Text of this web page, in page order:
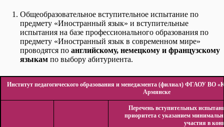
Общеобразовательное вступительное испытание по
предмету «Иностранный язык» и вступительные
испытания на базе профессионального образования по
предмету «Иностранный язык в современном мире»
проводятся по английскому, немецкому и французскому
языкам по выбору абитуриента.
Институт педагогического образования и менеджмента (филиал) ФГАОУ ВО
Армянске
Перечень вступительных
приоритета с указанием
участия в